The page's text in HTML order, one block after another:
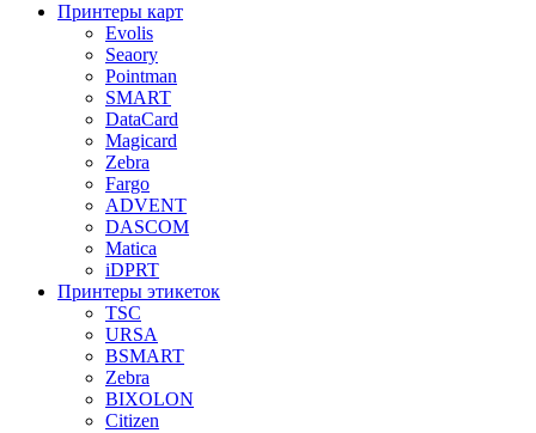
Принтеры карт
Evolis
Seaory
Pointman
SMART
DataCard
Magicard
Zebra
Fargo
ADVENT
DASCOM
Matica
iDPRT
Принтеры этикеток
TSC
URSA
BSMART
Zebra
BIXOLON
Citizen